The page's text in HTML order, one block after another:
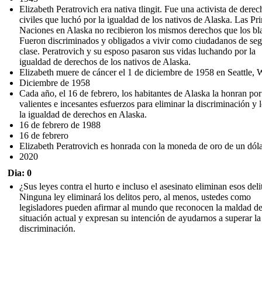
Elizabeth Peratrovich era nativa tlingit. Fue una activista de
civiles que luchó por la igualdad de los nativos de Alaska. Las
Naciones en Alaska no recibieron los mismos derechos que los
Fueron discriminados y obligados a vivir como ciudadanos de
clase. Peratrovich y su esposo pasaron sus vidas luchando por la
igualdad de derechos de los nativos de Alaska.
Elizabeth muere de cáncer el 1 de diciembre de 1958 en Seattle,
Diciembre de 1958
Cada año, el 16 de febrero, los habitantes de Alaska la honran
valientes e incesantes esfuerzos para eliminar la discriminación y
la igualdad de derechos en Alaska.
16 de febrero de 1988
16 de febrero
Elizabeth Peratrovich es honrada con la moneda de oro de un
2020
Dia: 0
¿Sus leyes contra el hurto e incluso el asesinato eliminan esos
Ninguna ley eliminará los delitos pero, al menos, ustedes como
legisladores pueden afirmar al mundo que reconocen la maldad
situación actual y expresan su intención de ayudarnos a superar la
discriminación.